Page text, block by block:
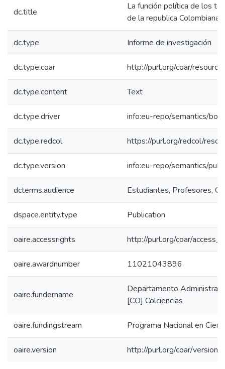
dc.title
La función política de los
de la republica Colombiana.
dc.type Informe de investigación
dc.type.coar http://purl.org/coar/
dc.type.content Text
dc.type.driver info:eu-repo/semantics/
dc.type.redcol https://purl.org/redcol/
dc.type.version info:eu-repo/semantics/
dcterms.audience Estudiantes, Profesores,
dspace.entity.type Publication
oaire.accessrights http://purl.org/coar/
oaire.awardnumber 11021043896
oaire.fundername
Departamento
[CO] Colciencias
oaire.fundingstream Programa Nacional en
oaire.version http://purl.org/coar/